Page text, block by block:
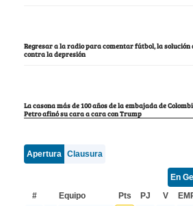
Regresar a la radio para comentar fútbol, la
contra la depresión
La casona más de 100 años de la embajada de
Petro afinó su cara a cara con Trump
Apertura Clausura
En
#
Equipo Pts PJ V